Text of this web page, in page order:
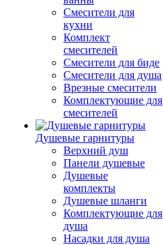
Смесители для
кухни
Комплект
смесителей
Смесители для биде
Смесители для душа
Врезные смесители
Комплектующие для
смесителей
Душевые гарнитуры
Верхний душ
Панели душевые
Душевые
комплекты
Душевые шланги
Комплектующие для
душа
Насадки для душа